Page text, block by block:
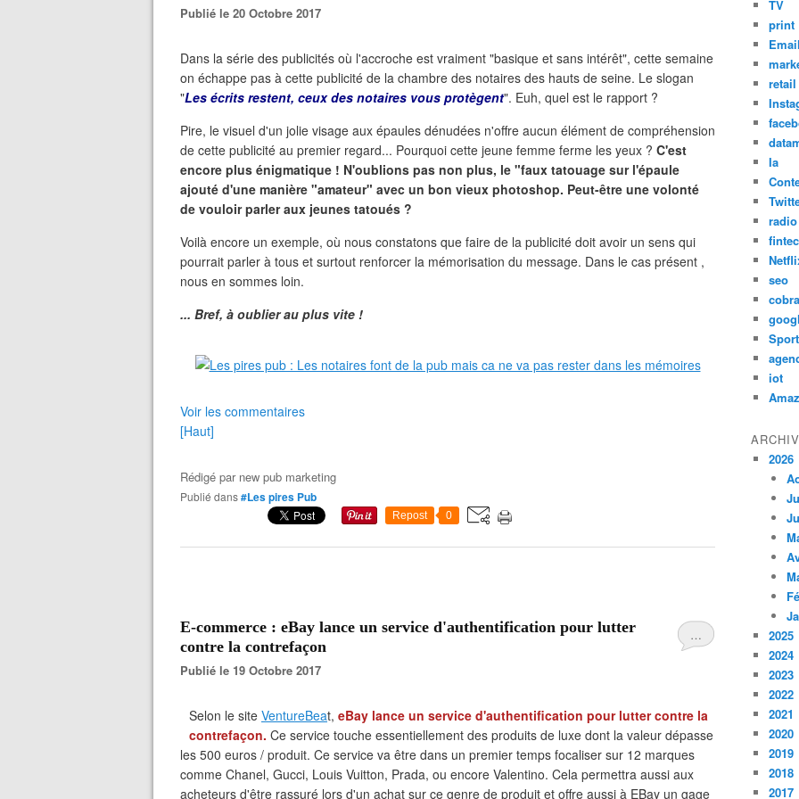
Publié le 20 Octobre 2017
Dans la série des publicités où l'accroche est vraiment "basique et sans intérêt", cette semaine
on échappe pas à cette publicité de la chambre des notaires des hauts de seine. Le slogan
"Les écrits restent, ceux des notaires vous protègent". Euh, quel est le rapport ?
Pire, le visuel d'un jolie visage aux épaules dénudées n'offre aucun élément de compréhension
de cette publicité au premier regard... Pourquoi cette jeune femme ferme les yeux ? C'est
encore plus énigmatique ! N'oublions pas non plus, le "faux tatouage sur l'épaule
ajouté d'une manière "amateur" avec un bon vieux photoshop. Peut-être une volonté
de vouloir parler aux jeunes tatoués ?
Voilà encore un exemple, où nous constatons que faire de la publicité doit avoir un sens qui
pourrait parler à tous et surtout renforcer la mémorisation du message. Dans le cas présent ,
nous en sommes loin.
... Bref, à oublier au plus vite !
Voir les commentaires
[Haut]
Rédigé par new pub marketing
Publié dans#Les pires Pub
Repost 0
…
E-commerce : eBay lance un service d'authentification pour lutter
contre la contrefaçon
Publié le 19 Octobre 2017
Selon le site VentureBeat, eBay lance un service d'authentification pour lutter contre la
contrefaçon. Ce service touche essentiellement des produits de luxe dont la valeur dépasse
les 500 euros / produit. Ce service va être dans un premier temps focaliser sur 12 marques
comme Chanel, Gucci, Louis Vuitton, Prada, ou encore Valentino. Cela permettra aussi aux
acheteurs d'être rassuré lors d'un achat sur ce genre de produit et offre aussi à EBay un gage
TV
print
retail
Ia
radio
seo
iot
2026
2025
2024
2023
2022
2021
2020
2019
2018
2017